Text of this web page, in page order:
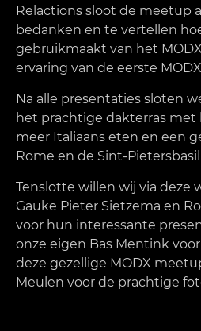
Relactions sloot de meetup
bedanken en te vertellen
gebruikmaakt van het
ervaring van de eerste
Na alle presentaties sloten
het prachtige dakterras met
meer Italiaans eten en een
Rome en de Sint-
Tenslotte willen wij via deze
Gauke Pieter Sietzema en
voor hun interessante
onze eigen Bas Mentink
deze gezellige MODX
Meulen voor de prachtige